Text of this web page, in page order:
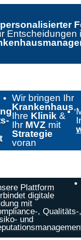
personalisierter
Entscheidungen
Wir bringen Ihr
Krankenhaus,
Ihre Klinik &
Ihr MVZ mit
Strategie
voran
Plattform
digitale
mit
, Qualitäts-,
und